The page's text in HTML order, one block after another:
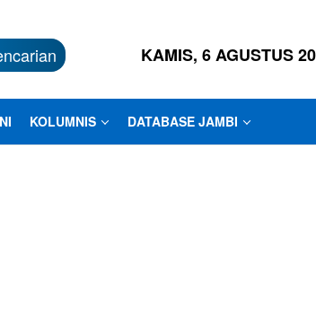
KAMIS, 6 AGUSTUS
KOLUMNIS DATABASE JAMBI